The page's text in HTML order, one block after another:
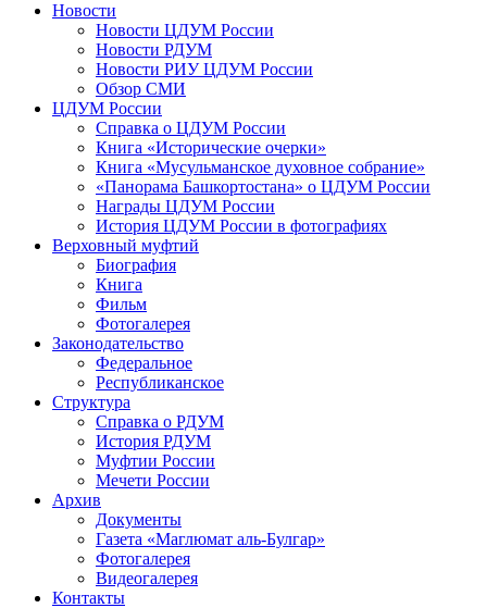
Новости
Новости ЦДУМ России
Новости РДУМ
Новости РИУ ЦДУМ России
Обзор СМИ
ЦДУМ России
Справка о ЦДУМ России
Книга «Исторические очерки»
Книга «Мусульманское духовное собрание»
«Панорама Башкортостана» о ЦДУМ России
Награды ЦДУМ России
История ЦДУМ России в фотографиях
Верховный муфтий
Биография
Книга
Фильм
Фотогалерея
Законодательство
Федеральное
Республиканское
Структура
Справка о РДУМ
История РДУМ
Муфтии России
Мечети России
Архив
Документы
Газета «Маглюмат аль-Булгар»
Фотогалерея
Видеогалерея
Контакты